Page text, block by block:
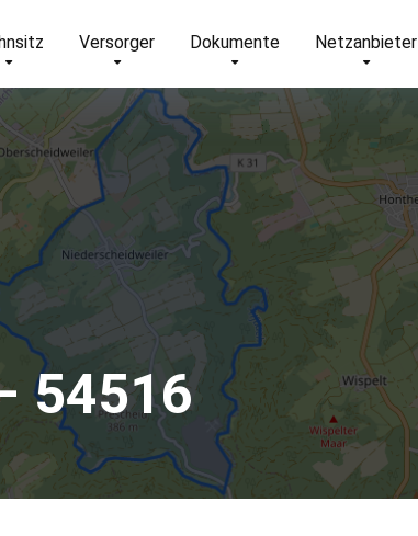
Versorger Dokumente Netzanbieter
54516